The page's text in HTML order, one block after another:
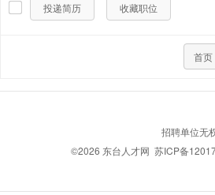
投递简历 收藏职位
首页
招聘单位无
©2026 东台人才网 苏ICP备